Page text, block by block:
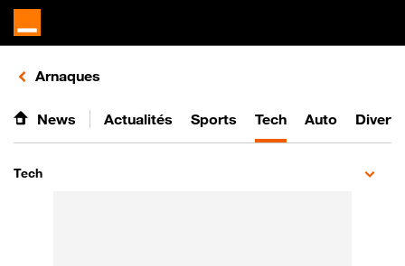
Retours vers le listing d'articles de la catégorie
Arnaques
News Actualités Sports Tech Auto
Tech